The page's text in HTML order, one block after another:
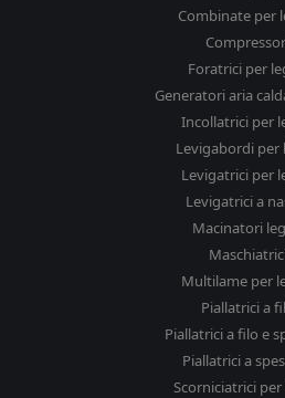
Combinate per
Foratrici per
Generatori aria
Incollatrici per
Levigabordi per
Levigatrici per
Levigatrici a
Macinatori
Multilame per
Piallatrici a
Piallatrici a filo e
Piallatrici a
Scorniciatrici